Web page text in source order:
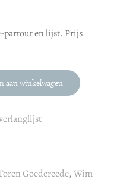
partout en lijst. Prijs
aan winkelwagen
Goedereede,Wim